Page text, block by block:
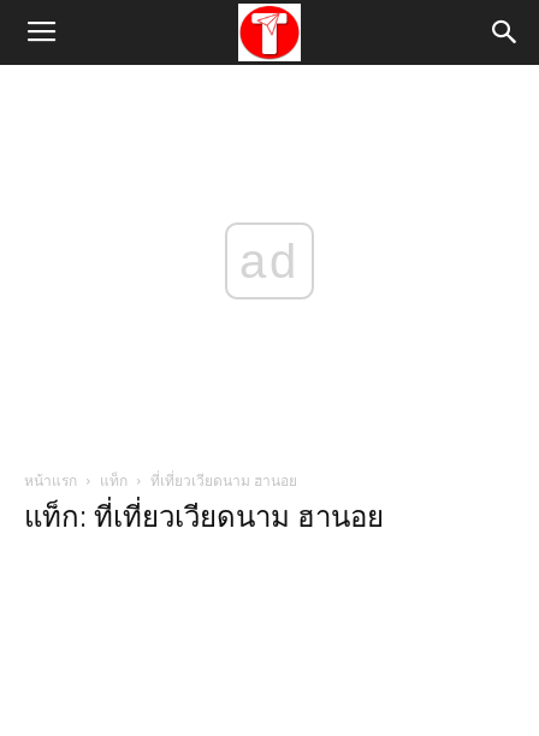
ad
หน้าแรก แท็ก ที่เที่ยวเวียดนาม ฮานอย
แท็ก: ที่เที่ยวเวียดนาม ฮานอย